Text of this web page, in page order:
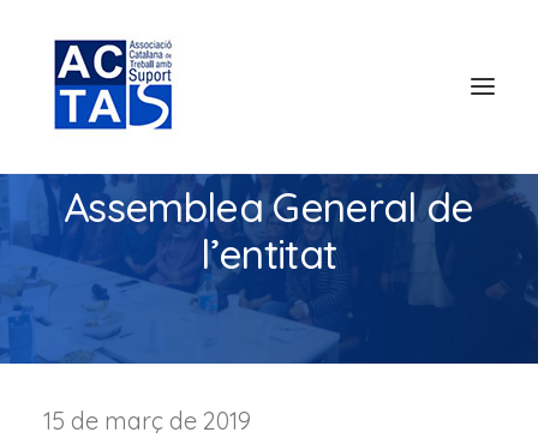
Assemblea General de
l’entitat
15 de març de 2019